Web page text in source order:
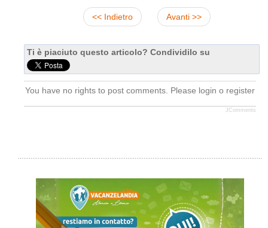
<< Indietro Avanti >>
Ti è piaciuto questo articolo? Condividilo su
You have no rights to post comments. Please login o register
JComments